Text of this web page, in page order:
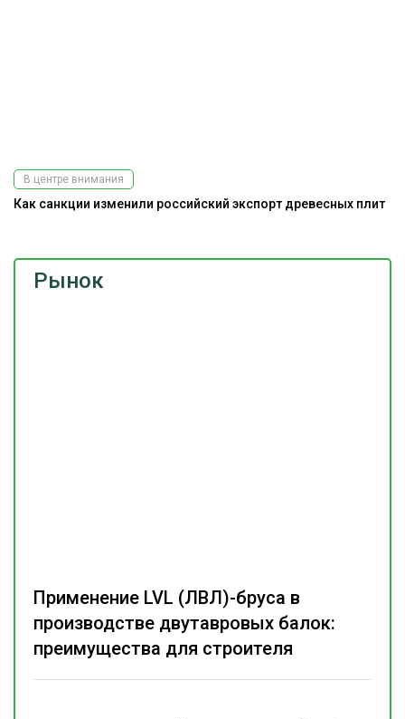
Рынок
Применение LVL (ЛВЛ)-бруса в
производстве двутавровых балок:
преимущества для строителя
В центре внимания
Как санкции изменили российский экспорт древесных плит